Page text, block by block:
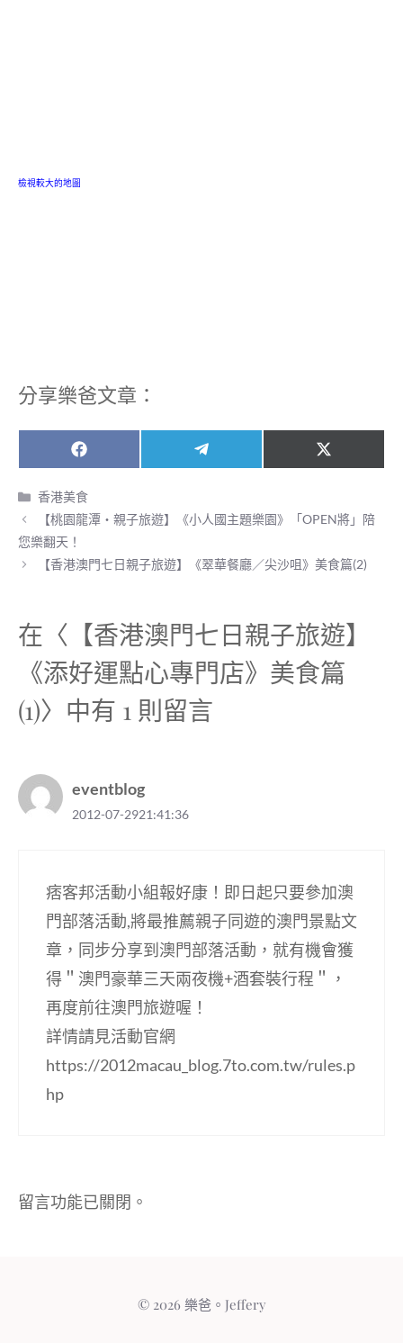
檢視較大的地圖
分享樂爸文章：
Share
on
F
a
c
e
b
o
k
Share
on
e
g
a
m
Share
on
X
(
i
t
e
分
類
香港美食
【桃園龍潭‧親子旅遊】《小人國主題樂園》「OPEN將」陪
您樂翻天！
【香港澳門七日親子旅遊】《翠華餐廳／尖沙咀》美食篇(2)
在〈【香港澳門七日親子旅遊】
《添好運點心專門店》美食篇
(1)〉中有 1 則留言
eventblog
2012-07-2921:41:36
痞客邦活動小組報好康！即日起只要參加澳
門部落活動,將最推薦親子同遊的澳門景點文
章，同步分享到澳門部落活動，就有機會獲
得＂澳門豪華三天兩夜機+酒套裝行程＂，
再度前往澳門旅遊喔！
詳情請見活動官網
https://2012macau_blog.7to.com.tw/rules.p
hp
留言功能已關閉。
© 2026 樂爸。Jeffery